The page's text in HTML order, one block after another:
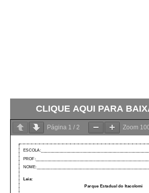
CLIQUE AQUI PARA
Página 1 / 2 Zoom